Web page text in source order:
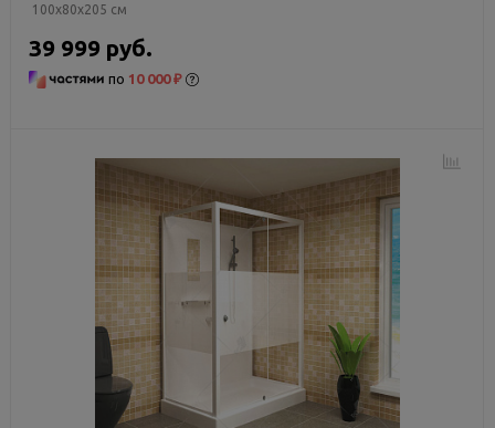
100x80x205 см
39 999 руб.
по 10 000 ₽